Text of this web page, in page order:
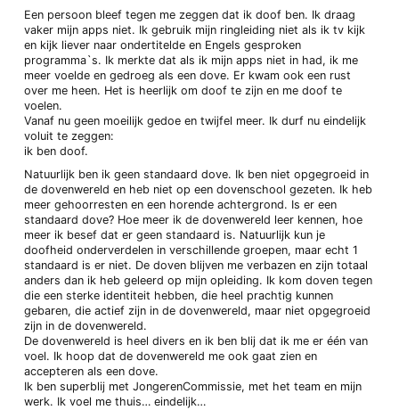
Een persoon bleef tegen me zeggen dat ik doof ben. Ik draag
vaker mijn apps niet. Ik gebruik mijn ringleiding niet als ik tv kijk
en kijk liever naar ondertitelde en Engels gesproken
programma`s. Ik merkte dat als ik mijn apps niet in had, ik me
meer voelde en gedroeg als een dove. Er kwam ook een rust
over me heen. Het is heerlijk om doof te zijn en me doof te
voelen.
Vanaf nu geen moeilijk gedoe en twijfel meer. Ik durf nu eindelijk
voluit te zeggen:
ik ben doof.
Natuurlijk ben ik geen standaard dove. Ik ben niet opgegroeid in
de dovenwereld en heb niet op een dovenschool gezeten. Ik heb
meer gehoorresten en een horende achtergrond. Is er een
standaard dove? Hoe meer ik de dovenwereld leer kennen, hoe
meer ik besef dat er geen standaard is. Natuurlijk kun je
doofheid onderverdelen in verschillende groepen, maar echt 1
standaard is er niet. De doven blijven me verbazen en zijn totaal
anders dan ik heb geleerd op mijn opleiding. Ik kom doven tegen
die een sterke identiteit hebben, die heel prachtig kunnen
gebaren, die actief zijn in de dovenwereld, maar niet opgegroeid
zijn in de dovenwereld.
De dovenwereld is heel divers en ik ben blij dat ik me er één van
voel. Ik hoop dat de dovenwereld me ook gaat zien en
accepteren als een dove.
Ik ben superblij met JongerenCommissie, met het team en mijn
werk. Ik voel me thuis… eindelijk…